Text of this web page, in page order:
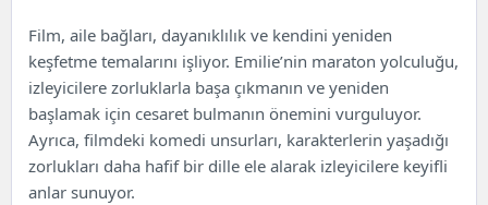
Film, aile bağları, dayanıklılık ve kendini yeniden
keşfetme temalarını işliyor. Emilie’nin maraton yolculuğu,
izleyicilere zorluklarla başa çıkmanın ve yeniden
başlamak için cesaret bulmanın önemini vurguluyor.
Ayrıca, filmdeki komedi unsurları, karakterlerin yaşadığı
zorlukları daha hafif bir dille ele alarak izleyicilere keyifli
anlar sunuyor.